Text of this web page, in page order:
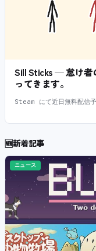
Sill Sticks — 怠け者
ってきます。
Steam にて近日無料配信
🆕新着記事
ニュース